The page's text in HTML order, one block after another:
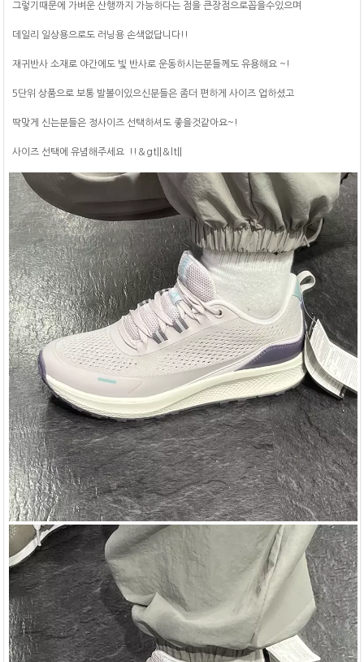
그렇기때문에 가벼운 산행까지 가능하다는 점을 큰장점으로꼽을수있으며
데일리 일상용으로도 러닝용 손색없답니다!!
재귀반사 소재로 야간에도 빛 반사로 운동하시는분들께도 유용해요 ~!
5단위 상품으로 보통 발볼이있으신분들은 좀더 편하게 사이즈 업하셨고
딱맞게 신는분들은 정사이즈 선택하셔도 좋을것같아요~!
사이즈 선택에 유념해주세요`!!＆gt||＆lt||